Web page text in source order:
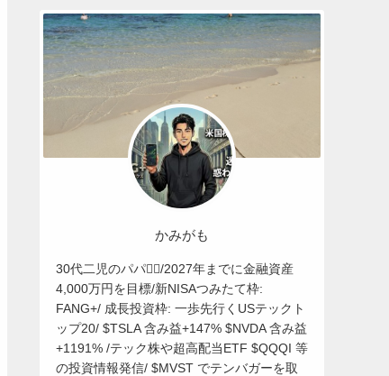
かみがも
30代二児のパパ🙋‍♂️/2027年までに金融資産
4,000万円を目標/新NISAつみたて枠:
FANG+/ 成長投資枠: 一歩先行くUSテックト
ップ20/ $TSLA 含み益+147% $NVDA 含み益
+1191% /テック株や超高配当ETF $QQQI 等
の投資情報発信/ $MVST でテンバガーを取